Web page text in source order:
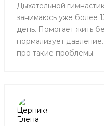
Дыхательной
занимаюсь уже более
день. Помогает жить
нормализует
про такие проблемы.